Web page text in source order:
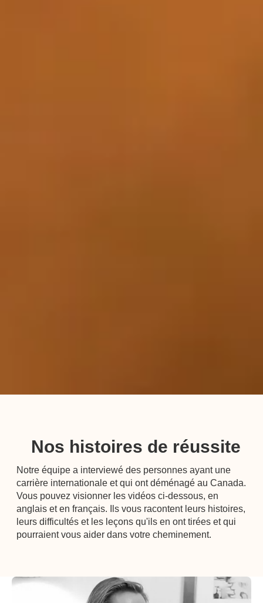
Nos histoires de réussite
Notre équipe a interviewé des personnes ayant une
carrière internationale et qui ont déménagé au Canada.
Vous pouvez visionner les vidéos ci-dessous, en
anglais et en français. Ils vous racontent leurs histoires,
leurs difficultés et les leçons qu'ils en ont tirées et qui
pourraient vous aider dans votre cheminement.